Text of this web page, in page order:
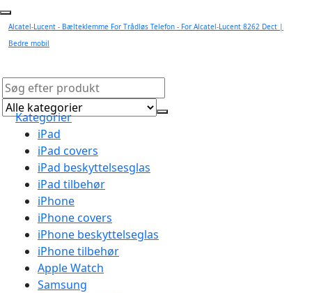
Alcatel-Lucent - Bælteklemme For Trådløs Telefon - For Alcatel-Lucent 8262 Dect |
Bedre mobil
Kategorier
iPad
iPad covers
iPad beskyttelsesglas
iPad tilbehør
iPhone
iPhone covers
iPhone beskyttelseglas
iPhone tilbehør
Apple Watch
Samsung